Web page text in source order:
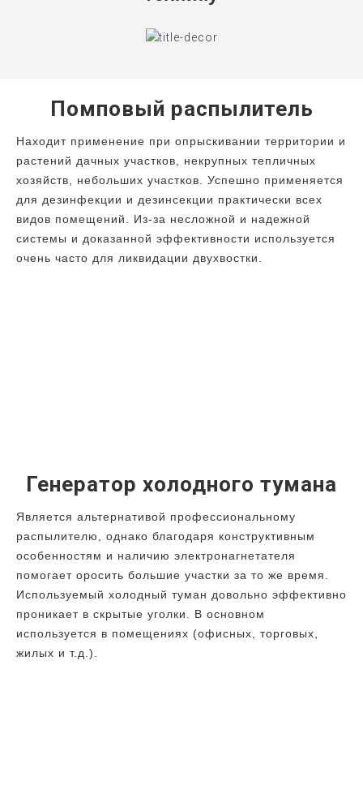
Помповый распылитель
Находит применение при опрыскивании территории и
растений дачных участков, некрупных тепличных
хозяйств, небольших участков. Успешно применяется
для дезинфекции и дезинсекции практически всех
видов помещений. Из-за несложной и надежной
системы и доказанной эффективности используется
очень часто для ликвидации двухвостки.
Генератор холодного тумана
Является альтернативой профессиональному
распылителю, однако благодаря конструктивным
особенностям и наличию электронагнетателя
помогает оросить большие участки за то же время.
Используемый холодный туман довольно эффективно
проникает в скрытые уголки. В основном
используется в помещениях (офисных, торговых,
жилых и т.д.).